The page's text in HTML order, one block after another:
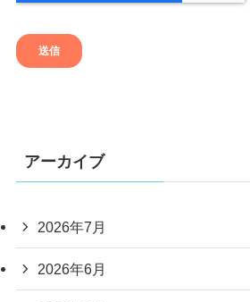
アーカイブ
2026年7月
2026年6月